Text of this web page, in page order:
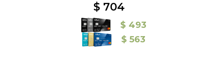
$ 704
$ 493
$ 563